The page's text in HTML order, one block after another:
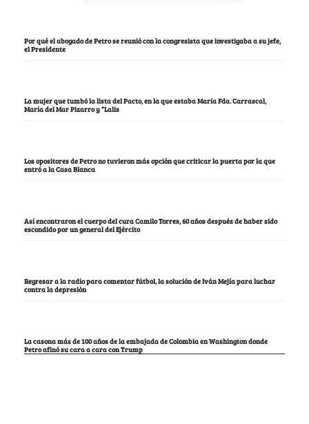
Por qué el abogado de Petro se reunió con la congresista que investigaba a su jefe,
el Presidente
La mujer que tumbó la lista del Pacto, en la que estaba María Fda. Carrascal,
María del Mar Pizarro y “Lalis
Los opositores de Petro no tuvieron más opción que criticar la puerta por la que
entró a la Casa Blanca
Así encontraron el cuerpo del cura Camilo Torres, 60 años después de haber sido
escondido por un general del Ejército
Regresar a la radio para comentar fútbol, la solución de Iván Mejía para luchar
contra la depresión
La casona más de 100 años de la embajada de Colombia en Washington donde
Petro afinó su cara a cara con Trump